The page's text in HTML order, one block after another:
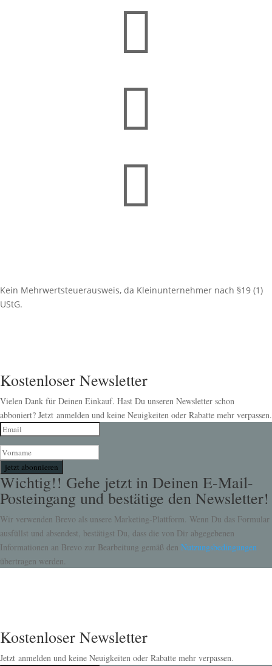



Kein Mehrwertsteuerausweis, da Kleinunternehmer nach §19 (1)
UStG.
Kostenloser Newsletter
Vielen Dank für Deinen Einkauf. Hast Du unseren Newsletter schon
abboniert? Jetzt anmelden und keine Neuigkeiten oder Rabatte mehr verpassen.
jetzt abonnieren
Wichtig!! Gehe jetzt in Deinen E-Mail-
Posteingang und bestätige den Newsletter!
Wir verwenden Brevo als unsere Marketing-Plattform. Wenn Du das Formular
ausfüllst und absendest, bestätigst Du, dass die von Dir abgegebenen
Informationen an Brevo zur Bearbeitung gemäß den Nutzungsbedingungen
übertragen werden.
Kostenloser Newsletter
Jetzt anmelden und keine Neuigkeiten oder Rabatte mehr verpassen.